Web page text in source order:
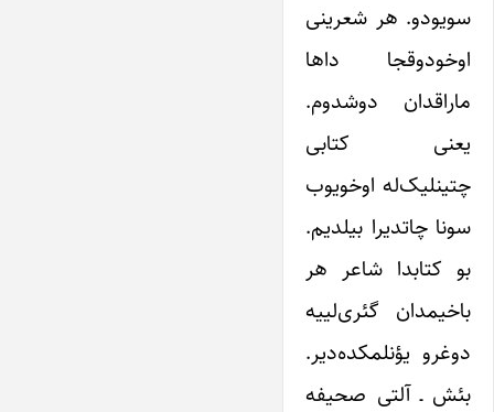
سویودو. هر شعرینی
اوخودوقجا داها
ماراقدان دوشدوم.
یعنی کتابی
چتینلیک‌‌‌‌‌له اوخویوب
سونا چاتدیرا بیلدیم.
بو کتابدا شاعر هر
باخیمدان گئری‌‌‌‌‌لییه
دوغرو یؤنلمکده‌‌‌‌‌دیر.
بئش ـ آلتی صحیفه